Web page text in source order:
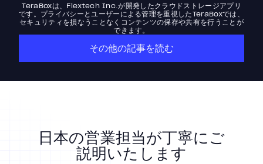
TeraBoxは、Flextech Inc.が開発したクラウドストレージアプリ
です。プライバシーとユーザーによる管理を重視したTeraBoxでは、
セキュリティを損なうことなくコンテンツの保存や共有を行うことが
できます。
その他の記事を読む
日本の営業担当が丁寧にご
説明いたします